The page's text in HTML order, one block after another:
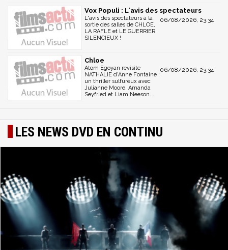
Vox Populi : L'avis des spectateurs
06/08/2026, 23:34
L'avis des spectateurs à la
sortie des salles de CHLOE,
LA RAFLE et LE GUERRIER
SILENCIEUX !
Chloe
06/08/2026, 23:34
Atom Egoyan revisite
NATHALIE d'Anne Fontaine :
un thriller sulfureux avec
Julianne Moore, Amanda
Seyfried et Liam Neeson...
LES NEWS DVD EN CONTINU